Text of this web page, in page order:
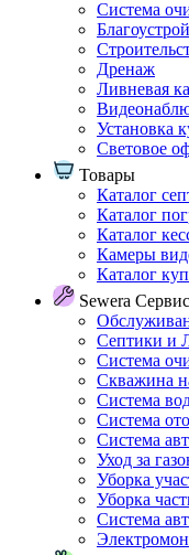
Система
Дренаж
Ливневая
Установка
Световое
Товары
Каталог
Каталог
Каталог
Камеры
Каталог
Sewera Сервис
Септики и
Система
Скважина
Система
Система
Система
Уход за
Уборка
Уборка
Система